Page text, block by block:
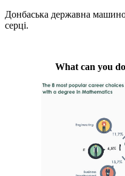
Донбаська державна
серці.
What can you